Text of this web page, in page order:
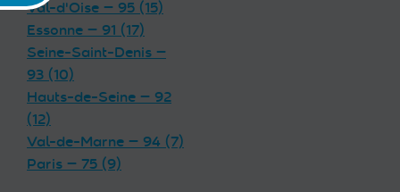
Val-d'Oise — 95 (15)
Essonne — 91 (17)
Seine-Saint-Denis —
93 (10)
Hauts-de-Seine — 92
(12)
Val-de-Marne — 94 (7)
Paris — 75 (9)